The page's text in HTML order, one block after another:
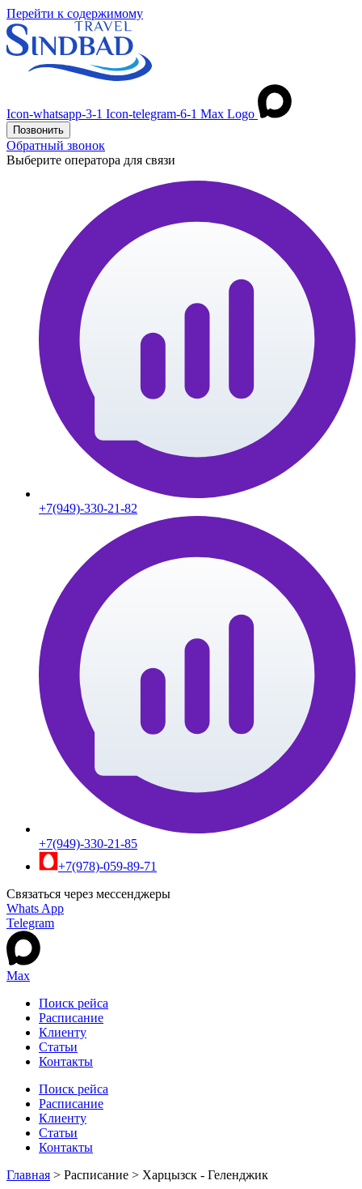
Перейти к содержимому
Icon-whatsapp-3-1 Icon-telegram-6-1 Max Logo
Позвонить
Обратный звонок
Выберите оператора для связи
+7(949)-330-21-82
+7(949)-330-21-85
+7(978)-059-89-71
Связаться через мессенджеры
Whats App
Telegram
Max
Поиск рейса
Расписание
Клиенту
Статьи
Контакты
Поиск рейса
Расписание
Клиенту
Статьи
Контакты
Главная > Расписание > Харцызск - Геленджик